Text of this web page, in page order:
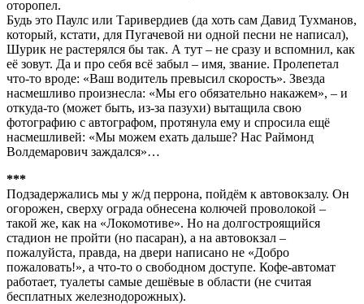
оторопел.
Будь это Паулс или Таривердиев (да хоть сам Давид Тухманов,
который, кстати, для Пугачевой ни одной песни не написал),
Шурик не растерялся бы так. А тут – не сразу и вспомнил, как
её зовут. Да и про себя всё забыл – имя, звание. Пролепетал
что-то вроде: «Ваш водитель превысил скорость». Звезда
насмешливо произнесла: «Мы его обязательно накажем», – и
откуда-то (может быть, из-за пазухи) вытащила свою
фотографию с автографом, протянула ему и спросила ещё
насмешливей: «Мы можем ехать дальше? Нас Раймонд
Волдемарович заждался»…
***
Подзадержались мы у ж/д перрона, пойдём к автовокзалу. Он
огорожен, сверху ограда обнесена колючей проволокой –
такой же, как на «Локомотиве». Но на долгостроящийся
стадион не пройти (но пасаран), а на автовокзал –
пожалуйста, правда, на двери написано не «Добро
пожаловать!», а что-то о свободном доступе. Кофе-автомат
работает, туалеты самые дешёвые в области (не считая
бесплатных железнодорожных).